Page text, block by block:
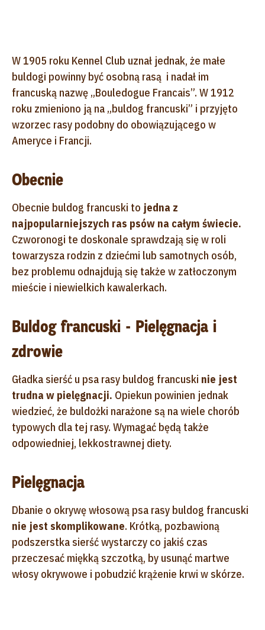
W 1905 roku Kennel Club uznał jednak, że małe
buldogi powinny być osobną rasą i nadał im
francuską nazwę „Bouledogue Francais”. W 1912
roku zmieniono ją na „buldog francuski” i przyjęto
wzorzec rasy podobny do obowiązującego w
Ameryce i Francji.
Obecnie
Obecnie buldog francuski to jedna z
najpopularniejszych ras psów na całym świecie.
Czworonogi te doskonale sprawdzają się w roli
towarzysza rodzin z dziećmi lub samotnych osób,
bez problemu odnajdują się także w zatłoczonym
mieście i niewielkich kawalerkach.
Buldog francuski - Pielęgnacja i
zdrowie
Gładka sierść u psa rasy buldog francuski nie jest
trudna w pielęgnacji. Opiekun powinien jednak
wiedzieć, że buldożki narażone są na wiele chorób
typowych dla tej rasy. Wymagać będą także
odpowiedniej, lekkostrawnej diety.
Pielęgnacja
Dbanie o okrywę włosową psa rasy buldog francuski
nie jest skomplikowane. Krótką, pozbawioną
podszerstka sierść wystarczy co jakiś czas
przeczesać miękką szczotką, by usunąć martwe
włosy okrywowe i pobudzić krążenie krwi w skórze.